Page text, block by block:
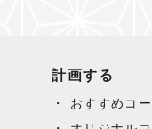
計画する
おすすめコー